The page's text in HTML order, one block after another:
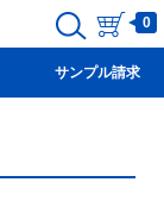
0
サンプル請求